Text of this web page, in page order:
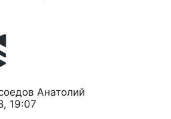
Анатолий
19:07